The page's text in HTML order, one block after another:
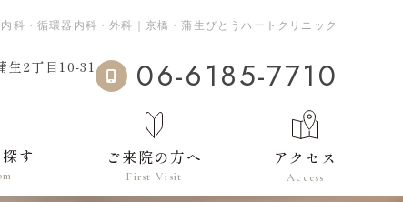
科・循環器内科・外科｜京橋・蒲生びとうハートクリニック
生2丁目10-31
06-6185-7710
す ご来院の方へ
First Visit
アクセス
Access